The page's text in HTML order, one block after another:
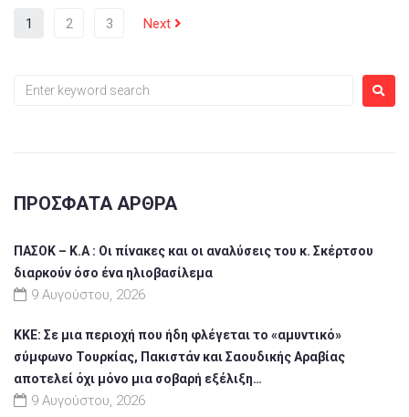
1 2 3 Next
ΠΡΌΣΦΑΤΑ ΆΡΘΡΑ
ΠΑΣΟΚ – Κ.Α : Οι πίνακες και οι αναλύσεις του κ. Σκέρτσου
διαρκούν όσο ένα ηλιοβασίλεμα
9 Αυγούστου, 2026
ΚΚΕ: Σε μια περιοχή που ήδη φλέγεται το «αμυντικό»
σύμφωνο Τουρκίας, Πακιστάν και Σαουδικής Αραβίας
αποτελεί όχι μόνο μια σοβαρή εξέλιξη…
9 Αυγούστου, 2026